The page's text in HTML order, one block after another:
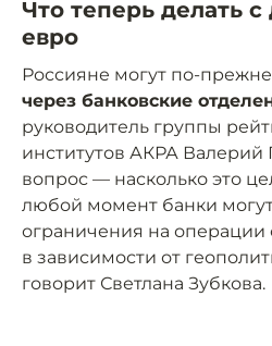
Что теперь делать
евро
Россияне могут по-
через банковские
руководитель группы
институтов АКРА Валерий
вопрос — насколько это
любой момент банки
ограничения на операции
в зависимости от
говорит Светлана Зубкова.